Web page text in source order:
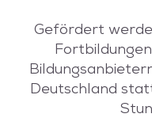
Gefördert
Deutschland